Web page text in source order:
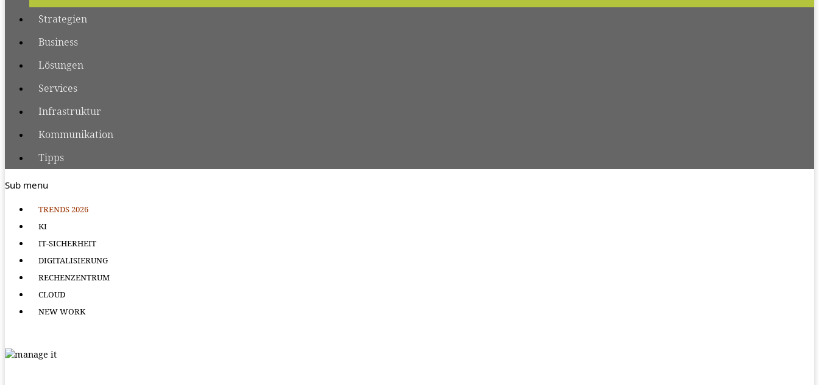
Strategien
Business
Lösungen
Services
Infrastruktur
Kommunikation
Tipps
Sub menu
TRENDS 2026
KI
IT-SICHERHEIT
DIGITALISIERUNG
RECHENZENTRUM
CLOUD
NEW WORK